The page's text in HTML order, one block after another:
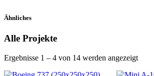
Ähnliches
Alle Projekte
Ergebnisse 1 – 4 von 14 werden angezeigt